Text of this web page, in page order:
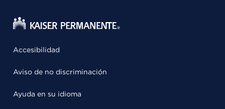
Accesibilidad
Aviso de no discriminación
Ayuda en su idioma